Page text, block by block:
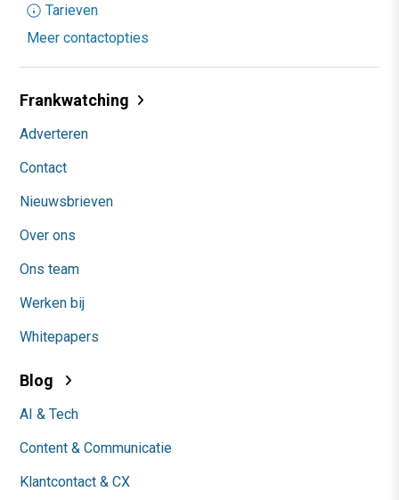
Tarieven
Meer contactopties
Frankwatching
Adverteren
Contact
Nieuwsbrieven
Over ons
Ons team
Werken bij
Whitepapers
Blog
AI & Tech
Content & Communicatie
Klantcontact & CX